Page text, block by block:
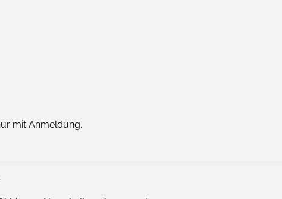
mit Anmeldung.